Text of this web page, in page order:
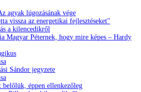
agyak lúgozásának vége
vissza az energetikai fejlesztéseket"
a kilencedikről
Magyar Péternek, hogy mire képes – Hardy
Sándor jegyzete
belőlük, éppen ellenkezőleg